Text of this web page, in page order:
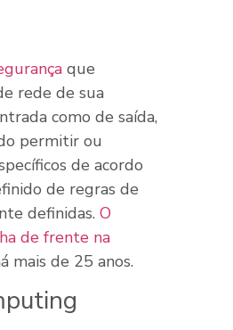
que
rede de sua
como de saída,
permitir ou
de acordo
de regras de
definidas. O
de frente na
mais de 25 anos.